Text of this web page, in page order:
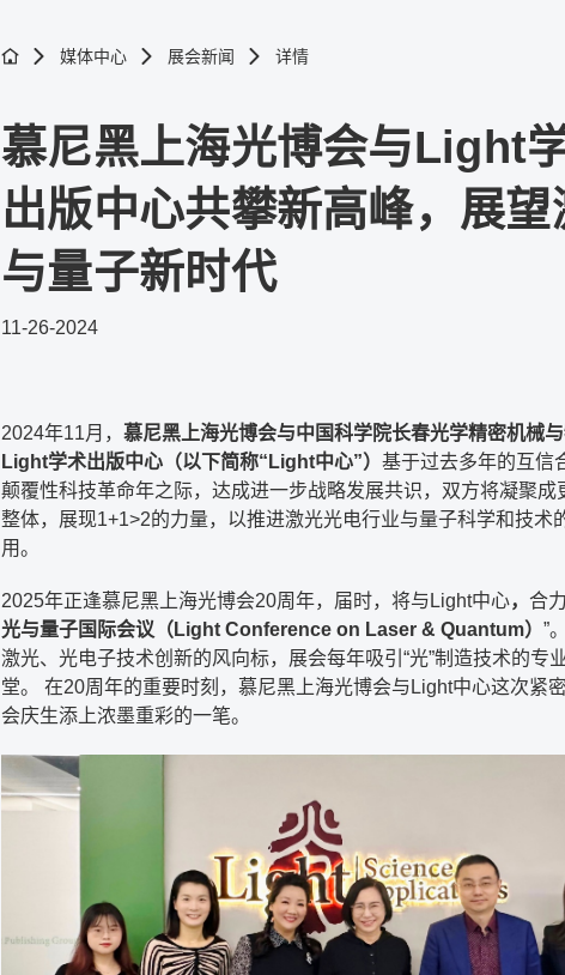
媒体中心 展会新闻 详情
慕尼黑上海光博会与Light
出版中心共攀新高峰，展望
与量子新时代
11-26-2024
2024年11月， 慕尼黑上海光博会与中国科学院长春光学精密机械
Light学术出版中心（以下简称“Light中心”） 基于过去多年的互信
颠覆性科技革命年之际，达成进一步战略发展共识，双方将凝聚成
整体，展现1+1>2的力量，以推进激光光电行业与量子科学和技术
用。
2025年正逢慕尼黑上海光博会20周年，届时，将与Light中心， 合
光与量子国际会议（Light Conference on Laser & Quantum） ”
激光、光电子技术创新的风向标，展会每年吸引“光”制造技术的专
堂。 在20周年的重要时刻，慕尼黑上海光博会与Light中心这次紧
会庆生添上浓墨重彩的一笔。